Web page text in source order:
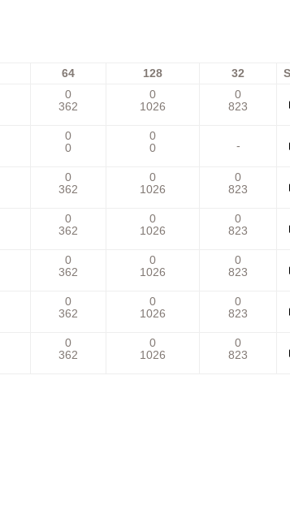
64 128 32
0
362
0
1026
0
823
0
0
0
0
-
0
362
0
1026
0
823
0
362
0
1026
0
823
0
362
0
1026
0
823
0
362
0
1026
0
823
0
362
0
1026
0
823